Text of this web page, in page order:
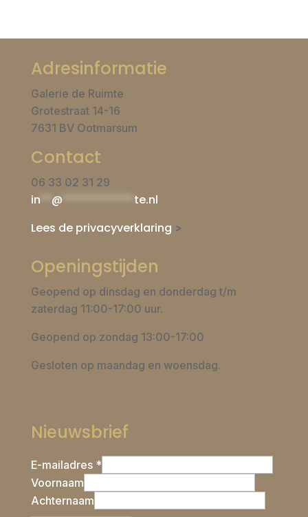
Adresinformatie
Galerie de Ruimte
Grotestraat 14-16
7631 BV Ootmarsum
Contact
06 33 02 31 29
in @
te.nl
Lees de privacyverklaring >
Openingstijden
Geopend op dinsdag en donderdag t/m
zaterdag 11:00-17:00 uur.
Geopend op zondag 13:00-17:00
Gesloten op maandag en woensdag.
Nieuwsbrief
E-mailadres *
Voornaam
Achternaam